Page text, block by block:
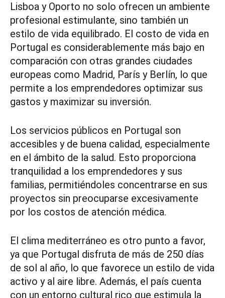
Lisboa y Oporto no solo ofrecen un ambiente
profesional estimulante, sino también un
estilo de vida equilibrado. El costo de vida en
Portugal es considerablemente más bajo en
comparación con otras grandes ciudades
europeas como Madrid, París y Berlín, lo que
permite a los emprendedores optimizar sus
gastos y maximizar su inversión.
Los servicios públicos en Portugal son
accesibles y de buena calidad, especialmente
en el ámbito de la salud. Esto proporciona
tranquilidad a los emprendedores y sus
familias, permitiéndoles concentrarse en sus
proyectos sin preocuparse excesivamente
por los costos de atención médica.
El clima mediterráneo es otro punto a favor,
ya que Portugal disfruta de más de 250 días
de sol al año, lo que favorece un estilo de vida
activo y al aire libre. Además, el país cuenta
con un entorno cultural rico que estimula la